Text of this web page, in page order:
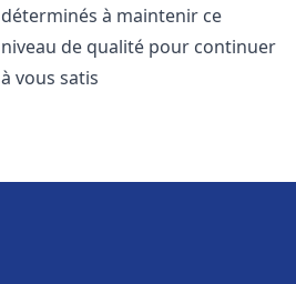
déterminés à maintenir ce
niveau de qualité pour continuer
à vous satis